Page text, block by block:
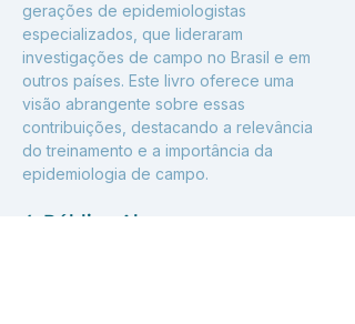
gerações de epidemiologistas
especializados, que lideraram
investigações de campo no Brasil e em
outros países. Este livro oferece uma
visão abrangente sobre essas
contribuições, destacando a relevância
do treinamento e a importância da
epidemiologia de campo.
4. Público-Alvo: